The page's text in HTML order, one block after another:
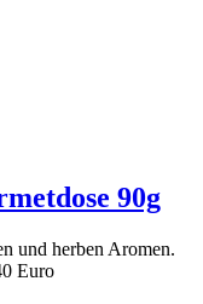
90g
und herben Aromen.
Euro